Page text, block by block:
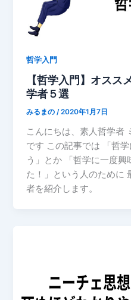
哲学入門
【哲学入門】オスス
学者５選
みるまの/2020年1月7日
こんにちは、素人哲学者
です この記事では 「哲
う」とか 「哲学に一度
た！」という人のために
者を紹介します。